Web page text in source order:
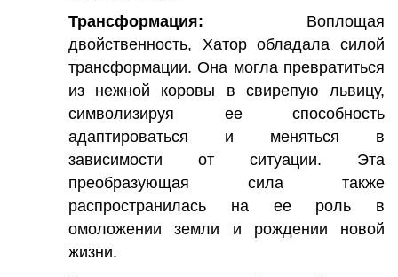
Трансформация: Воплощая
двойственность, Хатор обладала силой
трансформации. Она могла превратиться
из нежной коровы в свирепую львицу,
символизируя ее способность
адаптироваться и меняться в
зависимости от ситуации. Эта
преобразующая сила также
распространилась на ее роль в
омоложении земли и рождении новой
жизни.